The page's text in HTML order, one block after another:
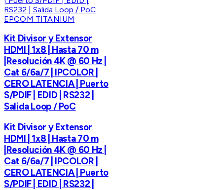
EPCOM TITANIUM
Kit Divisor y Extensor
HDMI | 1x8 | Hasta 70 m
|Resolución 4K @ 60 Hz |
Cat 6/6a/7 | IPCOLOR |
CERO LATENCIA | Puerto
S/PDIF | EDID | RS232 |
Salida Loop / PoC
Kit Divisor y Extensor
HDMI | 1x8 | Hasta 70 m
|Resolución 4K @ 60 Hz |
Cat 6/6a/7 | IPCOLOR |
CERO LATENCIA | Puerto
S/PDIF | EDID | RS232 |